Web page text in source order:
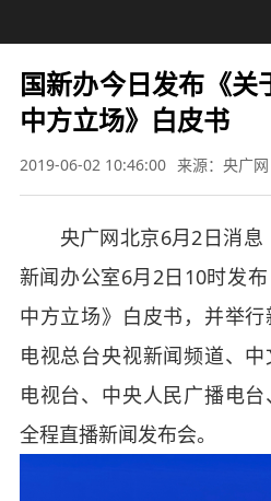
国新办今日发布《关
中方立场》白皮书
2019-06-02 10:46:00 来源：央广网
央广网北京6月2日消
新闻办公室6月2日10时发
中方立场》白皮书，并举
电视总台央视新闻频道、
电视台、中央人民广播电
全程直播新闻发布会。